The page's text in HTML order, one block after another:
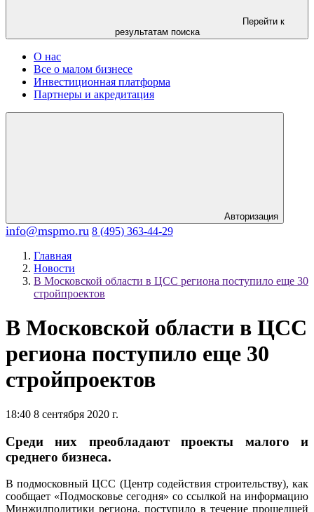
Перейти к
результатам поиска
О нас
Все о малом бизнесе
Инвестиционная платформа
Партнеры и акредитация
Авторизация
info@mspmo.ru 8 (495) 363-44-29
Главная
Новости
В Московской области в ЦСС региона поступило еще 30
стройпроектов
В Московской области в ЦСС
региона поступило еще 30
стройпроектов
18:40 8 сентября 2020 г.
Среди них преобладают проекты малого и
среднего бизнеса.
В подмосковный ЦСС (Центр содействия строительству), как
сообщает «Подмосковье сегодня» со ссылкой на информацию
Минжилполитики региона, поступило в течение прошедшей